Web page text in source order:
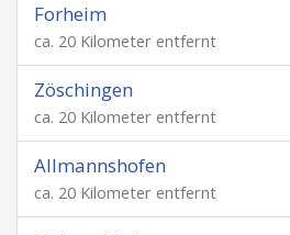
Forheim
ca. 20 Kilometer entfernt
Zöschingen
ca. 20 Kilometer entfernt
Allmannshofen
ca. 20 Kilometer entfernt